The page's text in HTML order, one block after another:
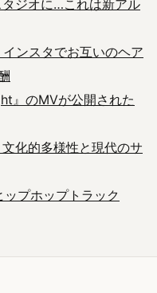
ジオに…これは新アル
ンスタでお互いのヘア
』のMVが公開された
化的多様性と現代のサ
プホップトラック